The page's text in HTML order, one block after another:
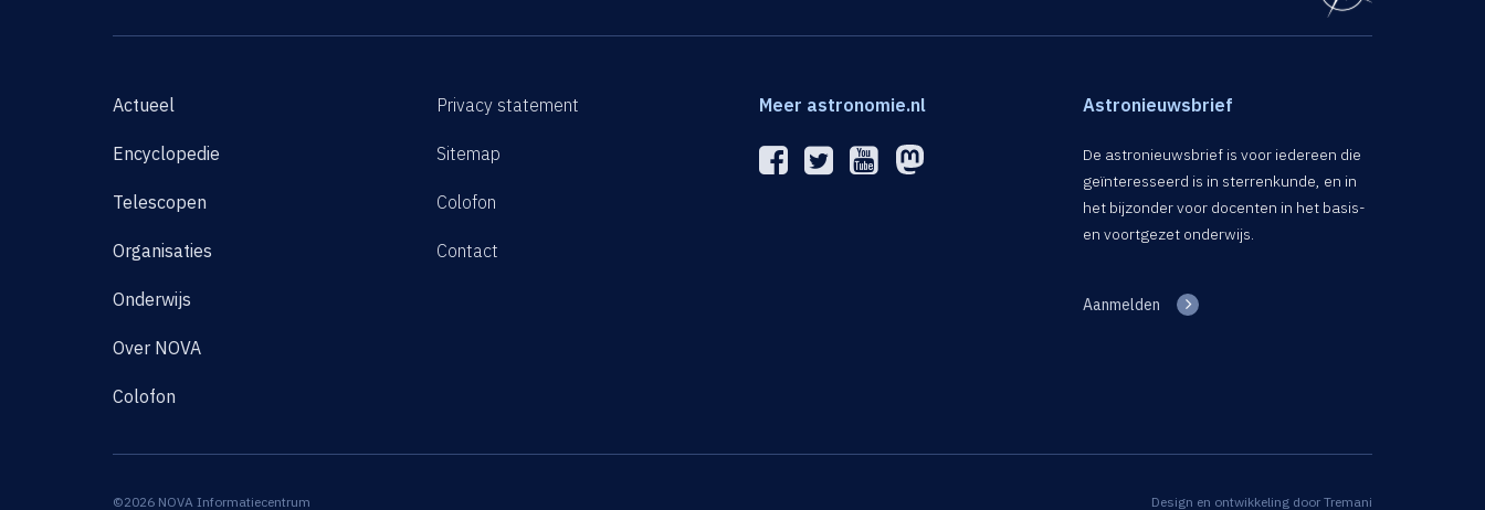
Actueel
Encyclopedie
Telescopen
Organisaties
Onderwijs
Over NOVA
Colofon
Privacy statement
Sitemap
Colofon
Contact
Meer astronomie.nl Astronieuwsbrief
De astronieuwsbrief is voor iedereen die
geïnteresseerd is in sterrenkunde, en in
het bijzonder voor docenten in het basis-
en voortgezet onderwijs.
Aanmelden
©2026 NOVA Informatiecentrum Design en ontwikkeling door Tremani